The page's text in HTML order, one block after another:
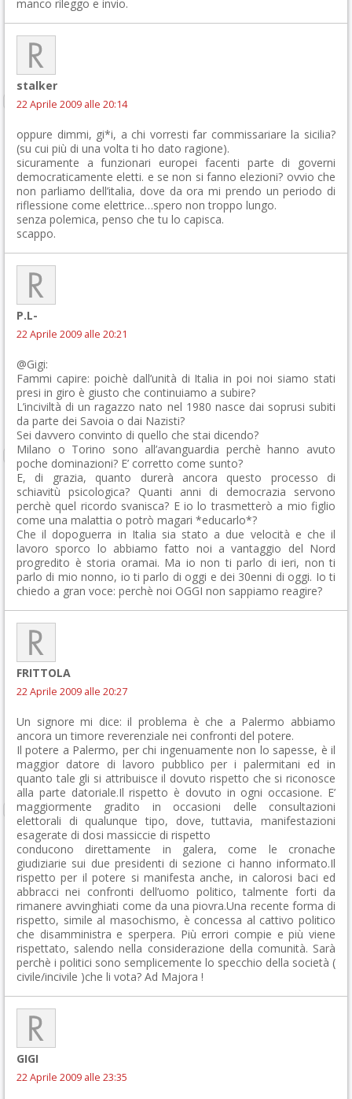
manco rileggo e invio.
stalker
22 Aprile 2009 alle 20:14
oppure dimmi, gi*i, a chi vorresti far commissariare la sicilia?
(su cui più di una volta ti ho dato ragione).
sicuramente a funzionari europei facenti parte di governi
democraticamente eletti. e se non si fanno elezioni? ovvio che
non parliamo dell’italia, dove da ora mi prendo un periodo di
riflessione come elettrice…spero non troppo lungo.
senza polemica, penso che tu lo capisca.
scappo.
P.L-
22 Aprile 2009 alle 20:21
@Gigi:
Fammi capire: poichè dall’unità di Italia in poi noi siamo stati
presi in giro è giusto che continuiamo a subire?
L’inciviltà di un ragazzo nato nel 1980 nasce dai soprusi subiti
da parte dei Savoia o dai Nazisti?
Sei davvero convinto di quello che stai dicendo?
Milano o Torino sono all’avanguardia perchè hanno avuto
poche dominazioni? E’ corretto come sunto?
E, di grazia, quanto durerà ancora questo processo di
schiavitù psicologica? Quanti anni di democrazia servono
perchè quel ricordo svanisca? E io lo trasmetterò a mio figlio
come una malattia o potrò magari *educarlo*?
Che il dopoguerra in Italia sia stato a due velocità e che il
lavoro sporco lo abbiamo fatto noi a vantaggio del Nord
progredito è storia oramai. Ma io non ti parlo di ieri, non ti
parlo di mio nonno, io ti parlo di oggi e dei 30enni di oggi. Io ti
chiedo a gran voce: perchè noi OGGI non sappiamo reagire?
FRITTOLA
22 Aprile 2009 alle 20:27
Un signore mi dice: il problema è che a Palermo abbiamo
ancora un timore reverenziale nei confronti del potere.
Il potere a Palermo, per chi ingenuamente non lo sapesse, è il
maggior datore di lavoro pubblico per i palermitani ed in
quanto tale gli si attribuisce il dovuto rispetto che si riconosce
alla parte datoriale.Il rispetto è dovuto in ogni occasione. E’
maggiormente gradito in occasioni delle consultazioni
elettorali di qualunque tipo, dove, tuttavia, manifestazioni
esagerate di dosi massiccie di rispetto
conducono direttamente in galera, come le cronache
giudiziarie sui due presidenti di sezione ci hanno informato.Il
rispetto per il potere si manifesta anche, in calorosi baci ed
abbracci nei confronti dell’uomo politico, talmente forti da
rimanere avvinghiati come da una piovra.Una recente forma di
rispetto, simile al masochismo, è concessa al cattivo politico
che disamministra e sperpera. Più errori compie e più viene
rispettato, salendo nella considerazione della comunità. Sarà
perchè i politici sono semplicemente lo specchio della società (
civile/incivile )che li vota? Ad Majora !
GIGI
22 Aprile 2009 alle 23:35